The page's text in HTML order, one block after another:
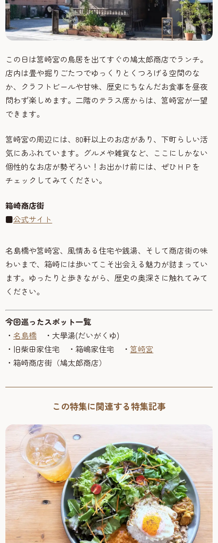
この日は筥崎宮の鳥居を出てすぐの鳩太郎商店でランチ。
店内は畳や掘りごたつでゆっくりとくつろげる空間のな
か、クラフトビールや甘味、歴史にちなんだお食事を昼夜
問わず楽しめます。二階のテラス席からは、筥崎宮が一望
できます。
筥崎宮の周辺には、80軒以上のお店があり、下町らしい活
気にあふれています。グルメや雑貨など、ここにしかない
個性的なお店が勢ぞろい！お出かけ前には、ぜひＨＰを
チェックしてみてください。
箱崎商店街
■公式サイト
名島橋や筥崎宮、風情ある住宅や銭湯、そして商店街の味
わいまで、箱崎には歩いてこそ出会える魅力が詰まってい
ます。ゆったりと歩きながら、歴史の奥深さに触れてみて
ください。
今回巡ったスポット一覧
・名島橋 ・大學湯(だいがくゆ)
・旧柴田家住宅 ・箱嶋家住宅 ・筥崎宮
・箱崎商店街（鳩太郎商店）
この特集に関連する特集記事